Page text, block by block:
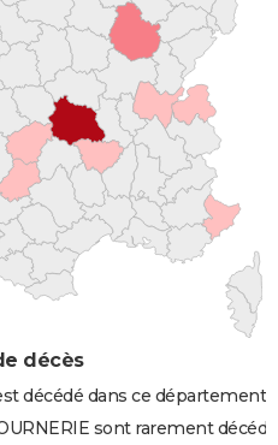
décès
décédé dans ce département
sont rarement